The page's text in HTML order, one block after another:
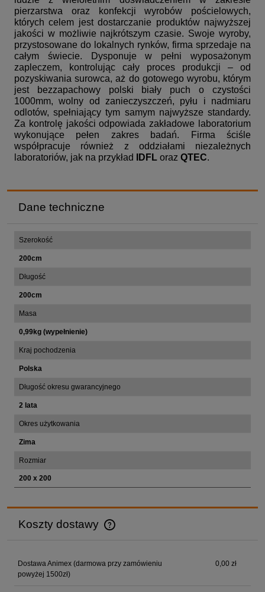
pierzarstwa oraz konfekcji wyrobów pościelowych,
których celem jest dostarczanie produktów najwyższej
jakości w możliwie najkrótszym czasie. Swoje wyroby,
przystosowane do lokalnych rynków, firma sprzedaje na
całym świecie. Dysponuje w pełni wyposażonym
zapleczem, kontrolując cały proces produkcji – od
pozyskiwania surowca, aż do gotowego wyrobu, którym
jest bezzapachowy polski biały puch o czystości
1000mm, wolny od zanieczyszczeń, pyłu i nadmiaru
odlotów, spełniający tym samym najwyższe standardy.
Za kontrolę jakości odpowiada zakładowe laboratorium
wykonujące pełen zakres badań. Firma ściśle
współpracuje również z oddziałami niezależnych
laboratoriów, jak na przykład
IDFL oraz QTEC.
Dane techniczne
Szerokość
200cm
Długość
200cm
Masa
0,99kg (wypełnienie)
Kraj pochodzenia
Polska
Długość okresu gwarancyjnego
2 lata
Okres użytkowania
Zima
Rozmiar
200 x 200
Koszty dostawy
Cena nie zawiera ewentualnych kosztów płatności
Dostawa Animex (darmowa przy zamówieniu
powyżej 1500zł)
0,00 zł